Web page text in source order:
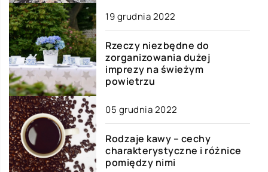
19 grudnia 2022
Rzeczy niezbędne do
zorganizowania dużej
imprezy na świeżym
powietrzu
05 grudnia 2022
Rodzaje kawy – cechy
charakterystyczne i różnice
pomiędzy nimi